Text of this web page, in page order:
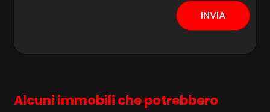
INVIA
Alcuni immobili che potrebbero